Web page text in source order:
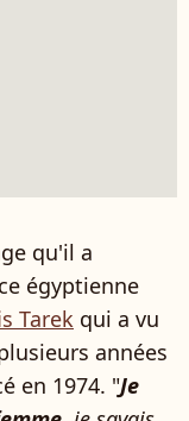
qu'il a
égyptienne
Tarek qui a vu
années
en 1974. "Je